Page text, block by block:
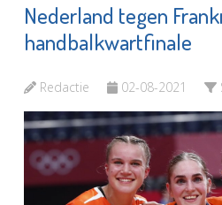
Nederland tegen
handbalkwartfinale
Redactie 02-08-2021